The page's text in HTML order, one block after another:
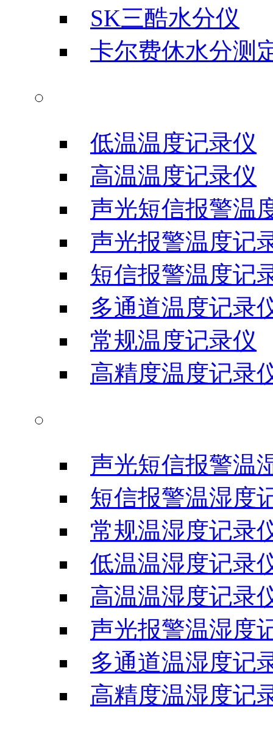
SK三酷水分仪
卡尔费休水分测
低温温度记录仪
高温温度记录仪
声光短信报警温
声光报警温度记
短信报警温度记
多通道温度记录
常规温度记录仪
高精度温度记录
声光短信报警温
短信报警温湿度
常规温湿度记录
低温温湿度记录
高温温湿度记录
声光报警温湿度
多通道温湿度记
高精度温湿度记